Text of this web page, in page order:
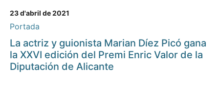
23 d'abril de 2021
Portada
La actriz y guionista Marian Díez Picó gana
la XXVI edición del Premi Enric Valor de la
Diputación de Alicante